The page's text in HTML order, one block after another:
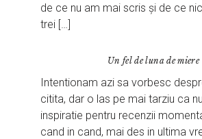
de ce nu am mai scris și de ce
trei […]
Un fel de luna de miere
Intentionam azi sa vorbesc
citita, dar o las pe mai tarziu ca
inspiratie pentru recenzii
cand in cand, mai des in ultima